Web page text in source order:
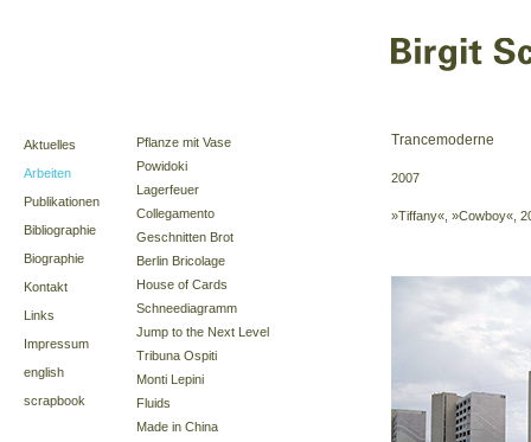
Aktuelles
Arbeiten
Publikationen
Bibliographie
Biographie
Kontakt
Links
Impressum
english
scrapbook
Pflanze mit Vase
Powidoki
Lagerfeuer
Collegamento
Geschnitten Brot
Berlin Bricolage
House of Cards
Schneediagramm
Jump to the Next Level
Tribuna Ospiti
Monti Lepini
Fluids
Made in China
Trancemoderne
2007
»Tiffany«, »Cowboy«,